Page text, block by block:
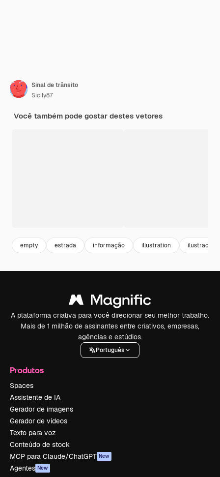
Sinal de trânsito
Sicily87
Você também pode gostar destes vetores
empty estrada informação illustration ilustracao
A plataforma criativa para você direcionar seu melhor trabalho.
Mais de 1 milhão de assinantes entre criativos, empresas,
agências e estúdios.
Português
Produtos
Spaces
Assistente de IA
Gerador de imagens
Gerador de vídeos
Texto para voz
Conteúdo de stock
MCP para Claude/ChatGPT New
Agentes New